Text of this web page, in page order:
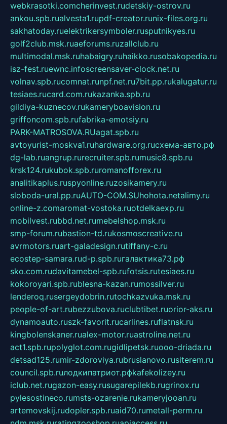
webkrasotki.comcherinvest.rudetskiy-ostrov.ru
ankou.spb.rualvesta1.rupdf-creator.runix-files.org.ru
sakhatoday.ruelektrikersymboler.rusputnikyes.ru
golf2club.msk.ruaeforums.ruzallclub.ru
multimodal.msk.ruhabaigry.ruhaikko.rusobakopedia.ru
isz-fest.ruewnc.infoscreensaver-clock.net.ru
volnav.spb.rucomnat.runpf.net.ru7bit.pp.rukalugatur.ru
tesiaes.rucard.com.rukazanka.spb.ru
gildiya-kuznecov.rukameryboavision.ru
griffoncom.spb.rufabrika-emotsiy.ru
PARK-MATROSOVA.RUagat.spb.ru
avtoyurist-moskva1.ruhardware.org.ruсхема-авто.рф
dg-lab.ruangrup.rurecruiter.spb.rumusic8.spb.ru
krsk124.rukubok.spb.ruromanofforex.ru
analitikaplus.ruspyonline.ruzosikamery.ru
sloboda-ural.pp.ruAUTO-COM.SUhohota.netalimy.ru
online-z.comaromat-vostoka.ruotdelkaexp.ru
mobilvest.rubbd.net.rumebelshop.msk.ru
smp-forum.rubastion-td.rukosmoscreative.ru
avrmotors.ruart-galadesign.rutiffany-c.ru
ecostep-samara.rud-p.spb.ruгалактика73.рф
sko.com.rudavitamebel-spb.rufotsis.rutesiaes.ru
kokoroyari.spb.rublesna-kazan.rumossilver.ru
lenderoq.rusergeydobrin.rutochkazvuka.msk.ru
people-of-art.rubezzubova.ruclubtibet.ruorior-aks.ru
dynamoauto.ruszk-favorit.rucarlines.ruflatnsk.ru
kingbolenskaner.rualex-motor.ruastroline.net.ru
act1.spb.rupolyglot.com.rugidlipetsk.ruooo-driada.ru
detsad125.rumir-zdoroviya.rubruslanovo.rusiterem.ru
council.spb.ruлодкипатриот.рфkafekolizey.ru
iclub.net.rugazon-easy.rusugarepilekb.rugrinox.ru
pylesostineco.rumsts-ozarenie.rukameryjooan.ru
artemovskij.rudopler.spb.ruaid70.rumetall-perm.ru